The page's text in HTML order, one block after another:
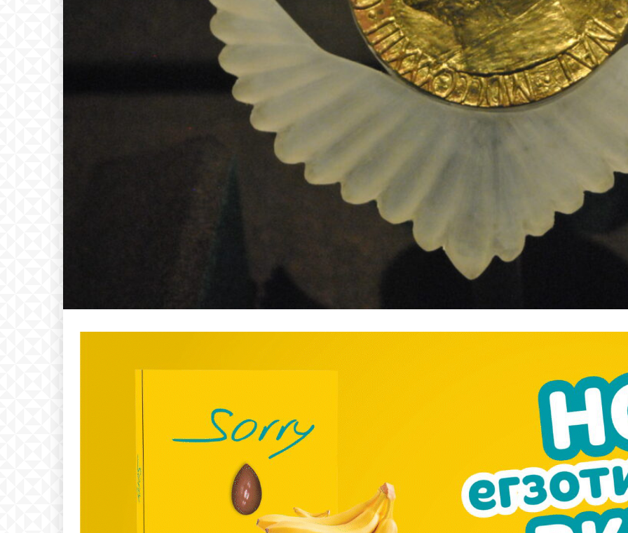
━ pricing plans